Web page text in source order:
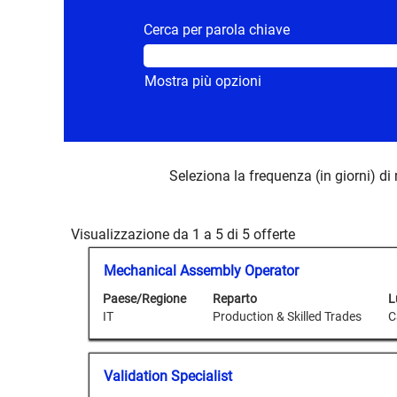
Cerca per parola chiave
Mostra più opzioni
Seleziona la frequenza (in giorni) di
Visualizzazione da 1 a 5 di 5 offerteRisultati
di
ricerca
"".
da
Titolo
Mechanical Assembly Operator
Paese/Regione
IT
Reparto
Production & Skilled Trades
Effettuare
una
selezione
la
barra
spaziatrice
Titolo
Validation Specialist
Effettuare